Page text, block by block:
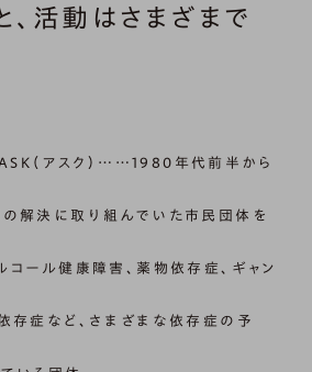
、活動はさまざまで
（アスク）……1980年代前半から
解決に取り組んでいた市民団体を
コール健康障害、薬物依存症、ギャン
存症など、さまざまな依存症の予